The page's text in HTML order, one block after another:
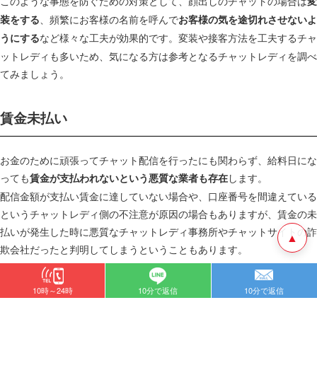
装をする 、頻繁にお客様の名前を呼んでお客様の気を途切れさせないよ
うにするなど様々な工夫が効果的です。変装や接客方法を工夫するチャ
ットレディも多いため、気になる方は参考となるチャットレディを調べ
てみましょう。
賃金未払い
お金のために頑張ってチャット配信を行ったにも関わらず、給料日にな
っても賃金が支払われないという悪質な業者も存在します。
配信金額が支払い賃金に達していない場合や、口座番号を間違えている
というチャットレディ側の不注意が原因の場合もありますが、賃金の未
払いが発生した時に悪質なチャットレディ事務所やチャットサイトの詐
欺会社だったと判明してしまうということもあります。
チャットレディはお仕事の内容上、知り合いに相談することをためら
い、泣き寝入りしてしまう方も多いです。そのような場合は弁護士や労
▲
10時～24時 10分で返信 10分で返信